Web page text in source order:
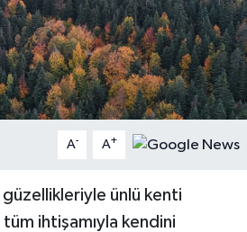
A- A+
ünlü kenti
ihtişamıyla kendini